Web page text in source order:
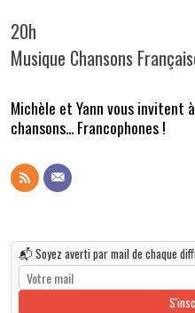
20h
Musique Chansons
Michèle et Yann vous invitent
chansons... Francophones !
📬 Soyez averti par mail de chaque